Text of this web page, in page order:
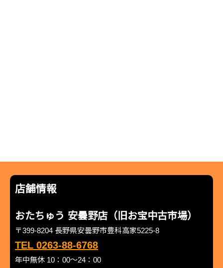
店舗情報
おたちゅう 安曇野店（旧お宝中古市場）
〒399-8204 長野県安曇野市豊科高家5225-8
TEL 0263-88-6768
年中無休 10：00～24：00